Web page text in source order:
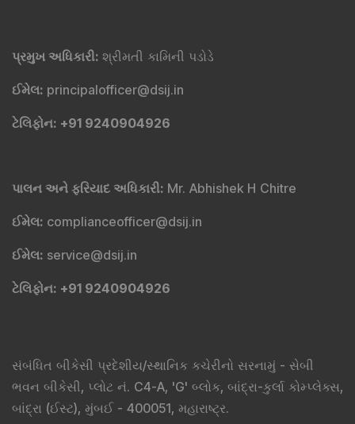
પ્રમુખ અધિકારી: શ્રીમતી કામિની પડોડે
ઈમેલ: principalofficer@dsij.in
ટેલિફોન: +91 9240904926
પાલન અને ફરિયાદ અધિકારી: Mr. Abhishek H Chitre
ઈમેલ: complianceofficer@dsij.in
ઈમેલ: service@dsij.in
ટેલિફોન: +91 9240904926
સંબંધિત બીકેસી પ્રદેશીય/સ્થાનિક કચેરીનો સરનામું - સેબી
ભવન બીકેસી, પ્લોટ નં. C4-A, 'G' બ્લોક, બાંદ્રા-કુર્લા કોમ્પ્લેક્સ,
બાંદ્રા (ઈસ્ટ), મુંબઈ - 400051, મહારાષ્ટ્ર.